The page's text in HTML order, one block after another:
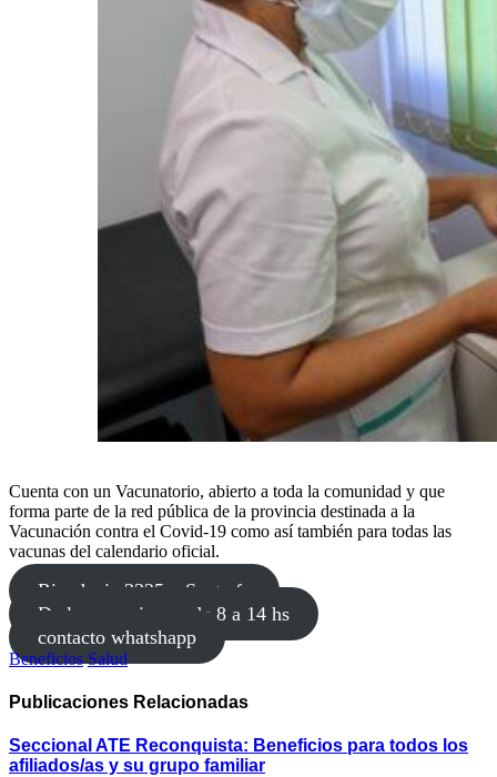
Cuenta con un Vacunatorio, abierto a toda la comunidad y que
forma parte de la red pública de la provincia destinada a la
Vacunación contra el Covid-19 como así también para todas las
vacunas del calendario oficial.
Rivadavia 3325 – Santa fe
De lunes a viernes de 8 a 14 hs
contacto whatshapp
Beneficios Salud
Publicaciones Relacionadas
Seccional ATE Reconquista: Beneficios para todos los
afiliados/as y su grupo familiar